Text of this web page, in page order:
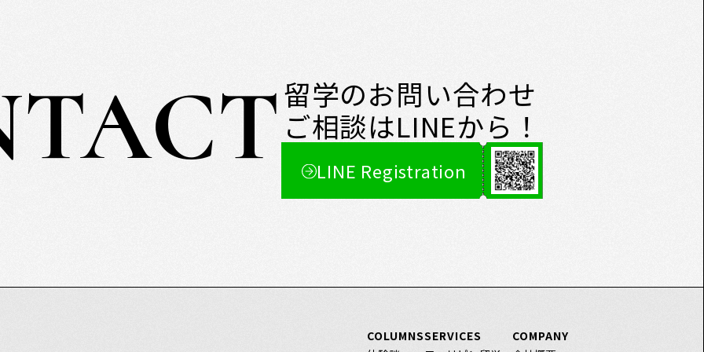
留学のお問い合わせ
ご相談はLINEから！
LINE Registration
COLUMNSSERVICES
COMPANY